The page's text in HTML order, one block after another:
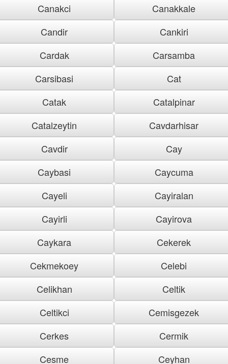
Canakci
Canakkale
Candir
Cankiri
Cardak
Carsamba
Carsibasi
Cat
Catak
Catalpinar
Catalzeytin
Cavdarhisar
Cavdir
Cay
Caybasi
Caycuma
Cayeli
Cayiralan
Cayirli
Cayirova
Caykara
Cekerek
Cekmekoey
Celebi
Celikhan
Celtik
Celtikci
Cemisgezek
Cerkes
Cermik
Cesme
Ceyhan